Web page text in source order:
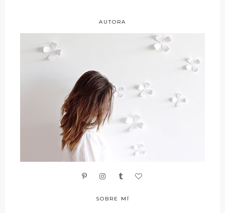
AUTORA
SOBRE MÍ